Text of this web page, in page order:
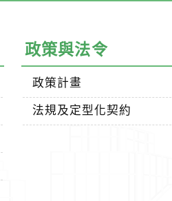
政策與法令
政策計畫
法規及定型化契約